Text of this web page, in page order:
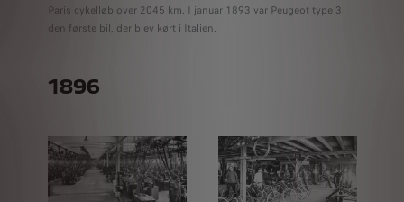
Paris cykelløb over 2045 km. I januar 1893 var Peugeot type 3
den første bil, der blev kørt i Italien.
1896